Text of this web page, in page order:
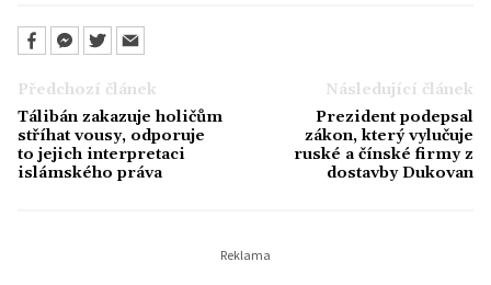
Předchozí článek
Tálibán zakazuje holičům
stříhat vousy, odporuje
to jejich interpretaci
islámského práva
Následující článek
Prezident podepsal
zákon, který vylučuje
ruské a čínské firmy z
dostavby Dukovan